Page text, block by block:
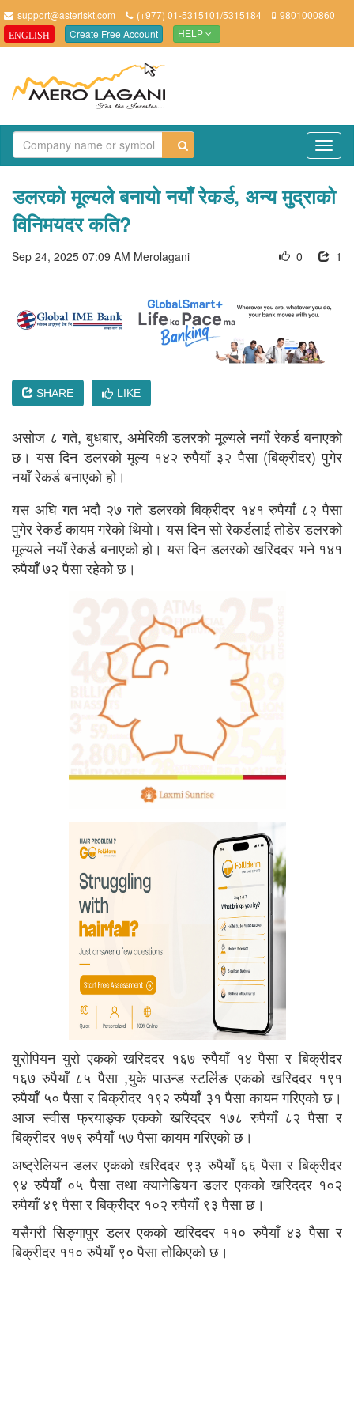
support@asteriskt.com (+977) 01-5315101/5315184 9801000860
ENGLISH Create Free Account HELP
डलरको मूल्यले बनायो नयाँ रेकर्ड, अन्य मुद्राको
विनिमयदर कति?
Sep 24, 2025 07:09 AM Merolagani 1
0
SHARE LIKE
असोज ८ गते, बुधबार, अमेरिकी डलरको मूल्यले नयाँ रेकर्ड बनाएको
छ। यस दिन डलरको मूल्य १४२ रुपैयाँ ३२ पैसा (बिक्रीदर) पुगेर
नयाँ रेकर्ड बनाएको हो।
यस अघि गत भदौ २७ गते डलरको बिक्रीदर १४१ रुपैयाँ ८२ पैसा
पुगेर रेकर्ड कायम गरेको थियो। यस दिन सो रेकर्डलाई तोडेर डलरको
मूल्यले नयाँ रेकर्ड बनाएको हो। यस दिन डलरको खरिददर भने १४१
रुपैयाँ ७२ पैसा रहेको छ।
युरोपियन युरो एकको खरिददर १६७ रुपैयाँ १४ पैसा र बिक्रीदर
१६७ रुपैयाँ ८५ पैसा ,युके पाउन्ड स्टर्लिङ एकको खरिददर १९१
रुपैयाँ ५० पैसा र बिक्रीदर १९२ रुपैयाँ ३१ पैसा कायम गरिएको छ।
आज स्वीस फ्रयाङ्क एकको खरिददर १७८ रुपैयाँ ८२ पैसा र
बिक्रीदर १७९ रुपैयाँ ५७ पैसा कायम गरिएको छ।
अष्ट्रेलियन डलर एकको खरिददर ९३ रुपैयाँ ६६ पैसा र बिक्रीदर
९४ रुपैयाँ ०५ पैसा तथा क्यानेडियन डलर एकको खरिददर १०२
रुपैयाँ ४९ पैसा र बिक्रीदर १०२ रुपैयाँ ९३ पैसा छ।
यसैगरी सिङ्गापुर डलर एकको खरिददर ११० रुपैयाँ ४३ पैसा र
बिक्रीदर ११० रुपैयाँ ९० पैसा तोकिएको छ।